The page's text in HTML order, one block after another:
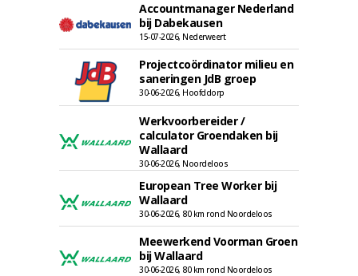
Accountmanager Nederland
bij Dabekausen
15-07-2026, Nederweert
Projectcoördinator milieu en
saneringen JdB groep
30-06-2026, Hoofddorp
Werkvoorbereider /
calculator Groendaken bij
Wallaard
30-06-2026, Noordeloos
European Tree Worker bij
Wallaard
30-06-2026, 80 km rond Noordeloos
Meewerkend Voorman Groen
bij Wallaard
30-06-2026, 80 km rond Noordeloos